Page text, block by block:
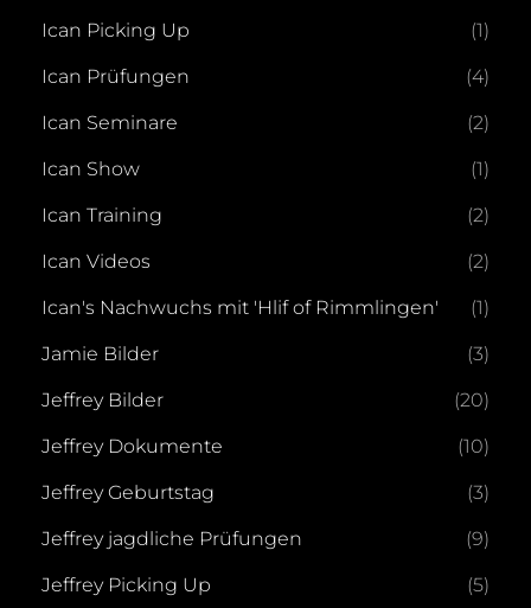
Ican Picking Up (1)
Ican Prüfungen (4)
Ican Seminare (2)
Ican Show (1)
Ican Training (2)
Ican Videos (2)
Ican's Nachwuchs mit 'Hlif of Rimmlingen' (1)
Jamie Bilder (3)
Jeffrey Bilder (20)
Jeffrey Dokumente (10)
Jeffrey Geburtstag (3)
Jeffrey jagdliche Prüfungen (9)
Jeffrey Picking Up (5)